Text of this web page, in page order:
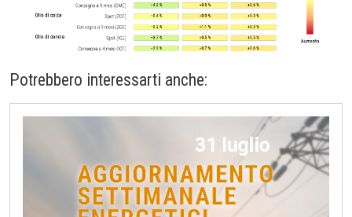
Potrebbero interessarti anche: